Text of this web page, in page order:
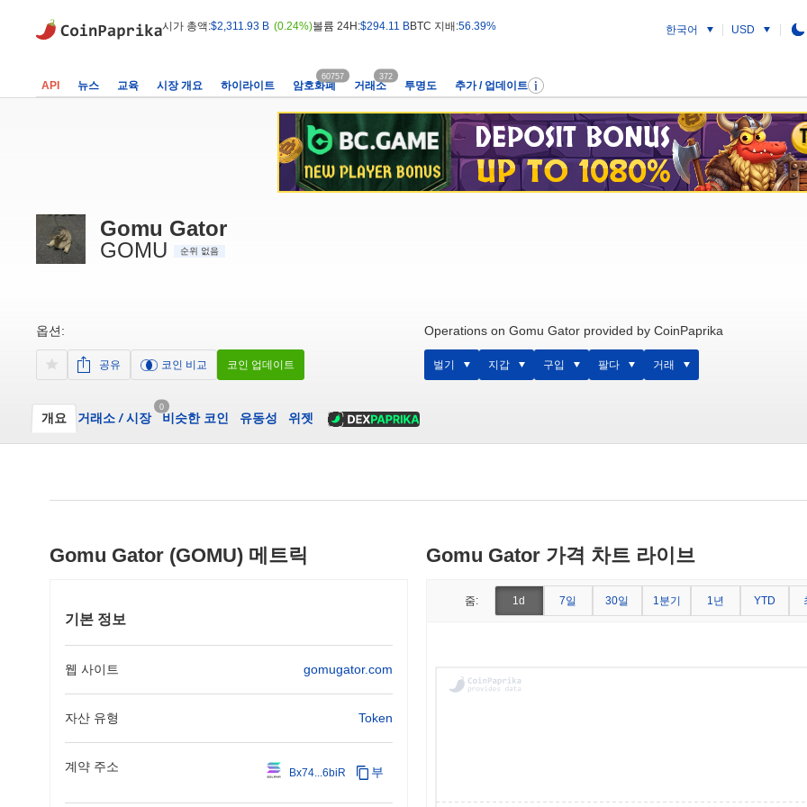
시가 총액:$2,311.93 B (0.24%)볼륨 24H:$294.11 BBTC 지배:56.39% 한국어 USD
API 뉴스 교육 시장 개요 하이라이트 암호화폐
60757
거래소
372
투명도 추가 / 업데이트
Gomu Gator
GOMU
순위 없음
옵션:
공유 코인 비교 코인 업데이트
Operations on Gomu Gator provided by CoinPaprika
벌기 지갑 구입 팔다 거래
개요 거래소 /시장
0
비슷한 코인 유동성 위젯
Gomu Gator (GOMU) 메트릭
기본 정보
웹 사이트 gomugator.com
자산 유형 Token
계약 주소 Bx74...6biR 부
Gomu Gator 가격 차트 라이브
줌: 1d 7일 30일 1분기 1년 YTD